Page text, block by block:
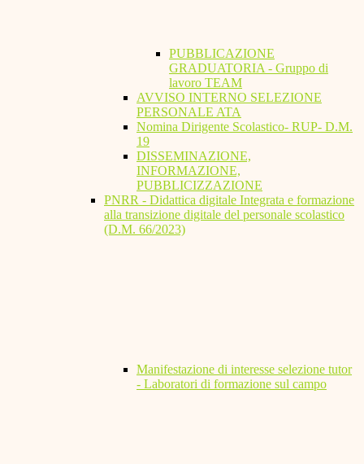
PUBBLICAZIONE
GRADUATORIA - Gruppo di
lavoro TEAM
AVVISO INTERNO SELEZIONE
PERSONALE ATA
Nomina Dirigente Scolastico- RUP- D.M.
19
DISSEMINAZIONE,
INFORMAZIONE,
PUBBLICIZZAZIONE
PNRR - Didattica digitale Integrata e formazione
alla transizione digitale del personale scolastico
(D.M. 66/2023)
Manifestazione di interesse selezione tutor
- Laboratori di formazione sul campo